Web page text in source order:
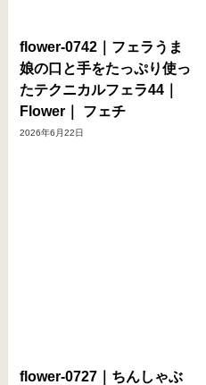
flower-0742｜フェラうま
娘の口と手をたっぷり使っ
たテクニカルフェラ44｜
Flower｜ フェチ
2026年6月22日
flower-0727｜ちんしゃぶ